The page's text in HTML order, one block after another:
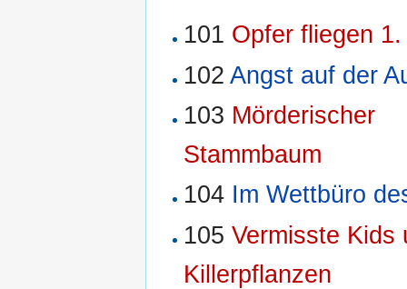
101 Opfer fliegen
102Angst auf der
103 Mörderischer
Stammbaum
104 Im Wettbüro
105Vermisste Kids
Killerpflanzen